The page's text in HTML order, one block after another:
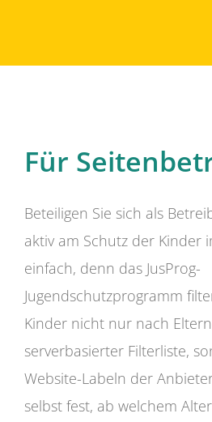
Für
Beteiligen Sie sich als
aktiv am Schutz der Kinder
einfach, denn das JusProg-
Jugendschutzprogramm
Kinder nicht nur nach
serverbasierter Filterliste,
Website-Labeln der
selbst fest, ab welchem